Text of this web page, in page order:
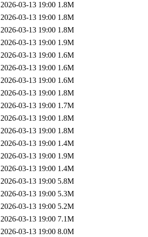
2026-03-13 19:00 1.8M
2026-03-13 19:00 1.8M
2026-03-13 19:00 1.8M
2026-03-13 19:00 1.9M
2026-03-13 19:00 1.6M
2026-03-13 19:00 1.6M
2026-03-13 19:00 1.6M
2026-03-13 19:00 1.8M
2026-03-13 19:00 1.7M
2026-03-13 19:00 1.8M
2026-03-13 19:00 1.8M
2026-03-13 19:00 1.4M
2026-03-13 19:00 1.9M
2026-03-13 19:00 1.4M
2026-03-13 19:00 5.8M
2026-03-13 19:00 5.3M
2026-03-13 19:00 5.2M
2026-03-13 19:00 7.1M
2026-03-13 19:00 8.0M